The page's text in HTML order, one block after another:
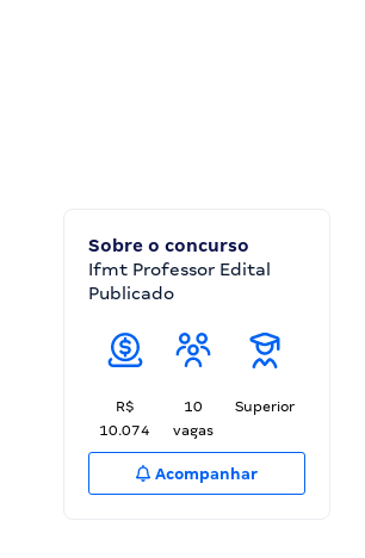
Sobre o concurso
Ifmt Professor Edital
Publicado
R$
10.074
10
vagas
Superior
Acompanhar